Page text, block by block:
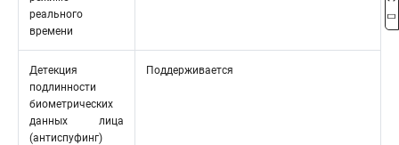
реального
времени
Детекция
подлинности
биометрических
данных лица
(антиспуфинг)
Поддерживается